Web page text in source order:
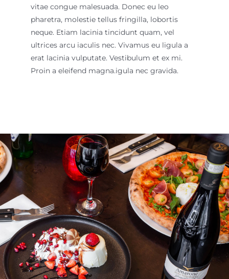
vitae congue malesuada. Donec eu leo
pharetra, molestie tellus fringilla, lobortis
neque. Etiam lacinia tincidunt quam, vel
ultrices arcu iaculis nec. Vivamus eu ligula a
erat lacinia vulputate. Vestibulum et ex mi.
Proin a eleifend magna.igula nec gravida.